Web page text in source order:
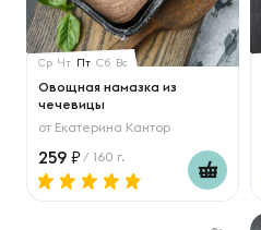
Ср Чт Пт Сб Вс
Овощная намазка из
чечевицы
от Екатерина Кантор
259 / 160 г.